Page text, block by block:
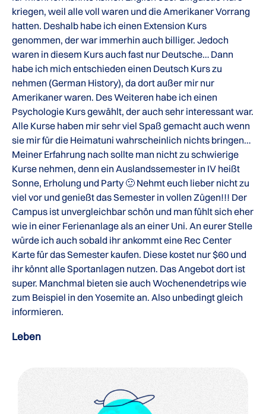
kriegen, weil alle voll waren und die Amerikaner Vorrang
hatten. Deshalb habe ich einen Extension Kurs
genommen, der war immerhin auch billiger. Jedoch
waren in diesem Kurs auch fast nur Deutsche… Dann
habe ich mich entschieden einen Deutsch Kurs zu
nehmen (German History), da dort außer mir nur
Amerikaner waren. Des Weiteren habe ich einen
Psychologie Kurs gewählt, der auch sehr interessant war.
Alle Kurse haben mir sehr viel Spaß gemacht auch wenn
sie mir für die Heimatuni wahrscheinlich nichts bringen…
Meiner Erfahrung nach sollte man nicht zu schwierige
Kurse nehmen, denn ein Auslandssemester in IV heißt
Sonne, Erholung und Party 🙂 Nehmt euch lieber nicht zu
viel vor und genießt das Semester in vollen Zügen!!! Der
Campus ist unvergleichbar schön und man fühlt sich eher
wie in einer Ferienanlage als an einer Uni. An eurer Stelle
würde ich auch sobald ihr ankommt eine Rec Center
Karte für das Semester kaufen. Diese kostet nur $60 und
ihr könnt alle Sportanlagen nutzen. Das Angebot dort ist
super. Manchmal bieten sie auch Wochenendetrips wie
zum Beispiel in den Yosemite an. Also unbedingt gleich
informieren.
Leben